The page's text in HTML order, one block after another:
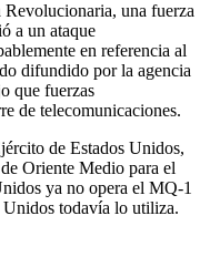
Revolucionaria, una fuerza
a un ataque
en referencia al
difundido por la agencia
que fuerzas
de telecomunicaciones.
de Estados Unidos,
Oriente Medio para el
ya no opera el MQ-1
Unidos todavía lo utiliza.